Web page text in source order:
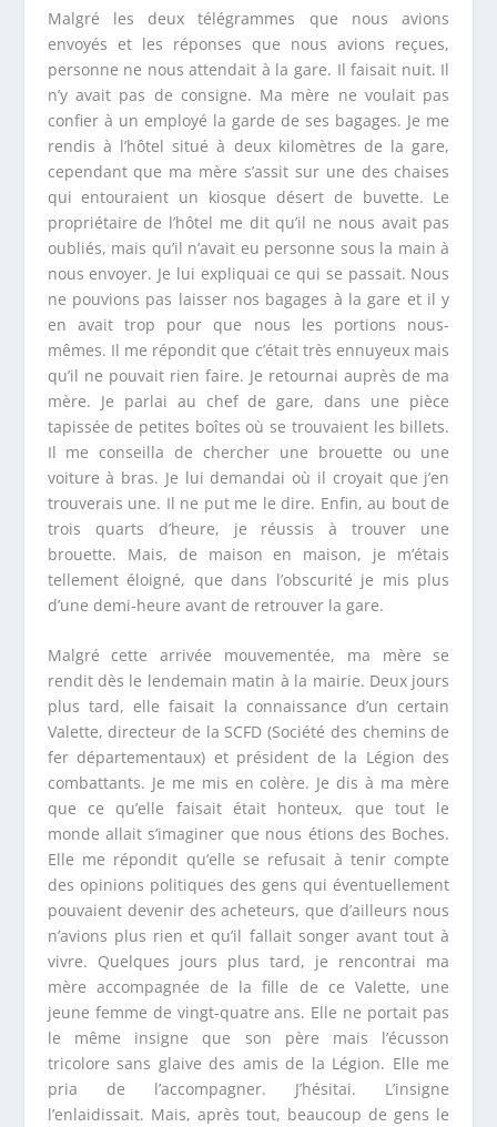
Malgré les deux télégrammes que nous avions
envoyés et les réponses que nous avions reçues,
personne ne nous attendait à la gare. Il faisait nuit. Il
n’y avait pas de consigne. Ma mère ne voulait pas
confier à un employé la garde de ses bagages. Je me
rendis à l’hôtel situé à deux kilomètres de la gare,
cependant que ma mère s’assit sur une des chaises
qui entouraient un kiosque désert de buvette. Le
propriétaire de l’hôtel me dit qu’il ne nous avait pas
oubliés, mais qu’il n’avait eu personne sous la main à
nous envoyer. Je lui expliquai ce qui se passait. Nous
ne pouvions pas laisser nos bagages à la gare et il y
en avait trop pour que nous les portions nous-
mêmes. Il me répondit que c’était très ennuyeux mais
qu’il ne pouvait rien faire. Je retournai auprès de ma
mère. Je parlai au chef de gare, dans une pièce
tapissée de petites boîtes où se trouvaient les billets.
Il me conseilla de chercher une brouette ou une
voiture à bras. Je lui demandai où il croyait que j’en
trouverais une. Il ne put me le dire. Enfin, au bout de
trois quarts d’heure, je réussis à trouver une
brouette. Mais, de maison en maison, je m’étais
tellement éloigné, que dans l’obscurité je mis plus
d’une demi-heure avant de retrouver la gare.
Malgré cette arrivée mouvementée, ma mère se
rendit dès le lendemain matin à la mairie. Deux jours
plus tard, elle faisait la connaissance d’un certain
Valette, directeur de la SCFD (Société des chemins de
fer départementaux) et président de la Légion des
combattants. Je me mis en colère. Je dis à ma mère
que ce qu’elle faisait était honteux, que tout le
monde allait s’imaginer que nous étions des Boches.
Elle me répondit qu’elle se refusait à tenir compte
des opinions politiques des gens qui éventuellement
pouvaient devenir des acheteurs, que d’ailleurs nous
n’avions plus rien et qu’il fallait songer avant tout à
vivre. Quelques jours plus tard, je rencontrai ma
mère accompagnée de la fille de ce Valette, une
jeune femme de vingt-quatre ans. Elle ne portait pas
le même insigne que son père mais l’écusson
tricolore sans glaive des amis de la Légion. Elle me
pria de l’accompagner. J’hésitai. L’insigne
l’enlaidissait. Mais, après tout, beaucoup de gens le